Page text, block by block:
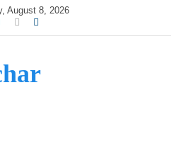
August 8, 2026